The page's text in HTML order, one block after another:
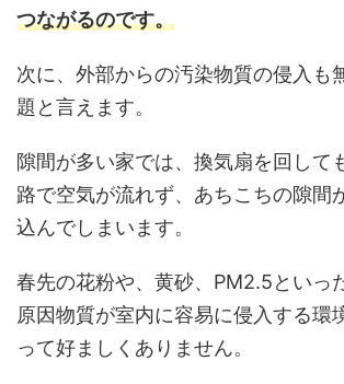
つながるのです。
次に、外部からの汚染物質の侵入も
題と言えます。
隙間が多い家では、換気扇を回して
路で空気が流れず、あちこちの隙間
込んでしまいます。
春先の花粉や、黄砂、PM2.5といっ
原因物質が室内に容易に侵入する環
って好ましくありません。